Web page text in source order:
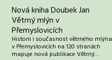
Nová kniha Doubek Jan
Větrný mlýn v
Přemyslovicích
Historii i současnost větrného mlýna
v Přemyslovicích na 120 stranách
mapuje nová publikace Větrný…